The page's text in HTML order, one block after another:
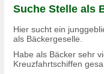
Suche Stelle als
Hier sucht ein
als Bäckergeselle.
Habe als Bäcker sehr
Kreuzfahrtschiffen